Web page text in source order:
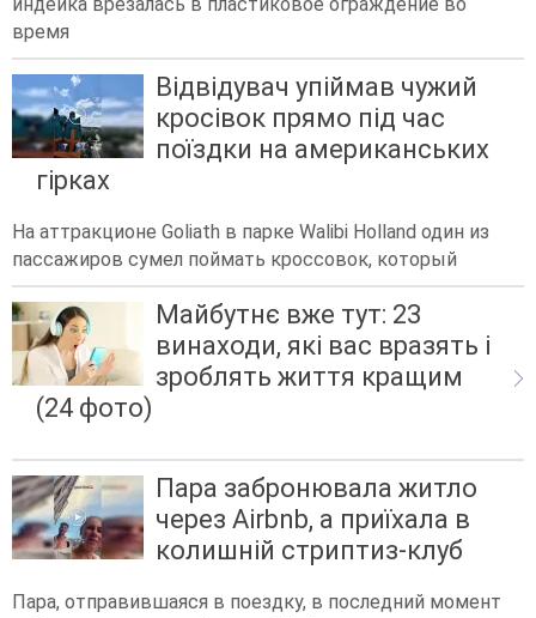
время
Відвідувач упіймав чужий
кросівок прямо під час
поїздки на американських
гірках
На аттракционе Goliath в парке Walibi Holland один из
пассажиров сумел поймать кроссовок, который
Майбутнє вже тут: 23
винаходи, які вас вразять і
зроблять життя кращим
(24 фото)
Пара забронювала житло
через Airbnb, а приїхала в
колишній стриптиз-клуб
Пара, отправившаяся в поездку, в последний момент